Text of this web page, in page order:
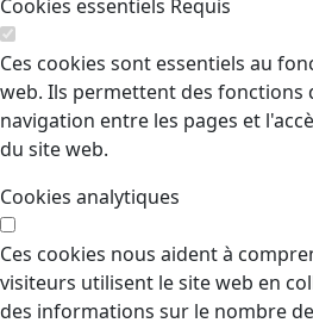
Cookies essentiels Requis
Ces cookies sont essentiels au
web. Ils permettent des fonctions
navigation entre les pages et
du site web.
Cookies analytiques
Ces cookies nous aident à
visiteurs utilisent le site web en
des informations sur le nombre